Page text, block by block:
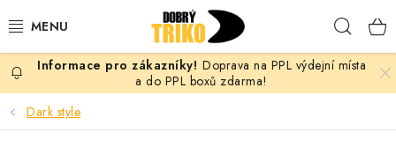
na
PRO ŽENY
PRO MUŽE
Doprava na PPL výdejní místa
a do PPL boxů zdarma!
Dark style